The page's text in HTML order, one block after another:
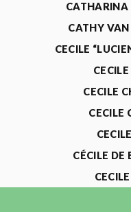
CATHARINA
CATHY
CECILE
CECILE
CECILE
CÉCILE DE